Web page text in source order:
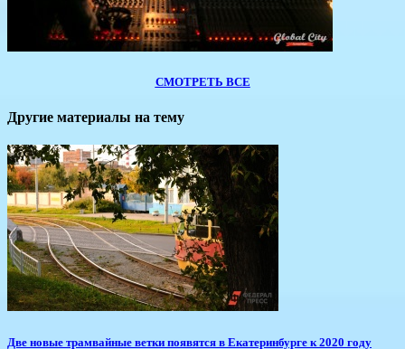
СМОТРЕТЬ ВСЕ
Другие материалы на тему
Две новые трамвайные ветки появятся в Екатеринбурге к 2020 году